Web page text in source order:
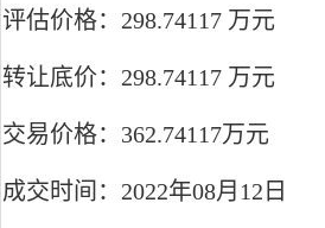
评估价格：298.74117 万元
转让底价：298.74117 万元
交易价格：362.74117万元
成交时间：2022年08月12日